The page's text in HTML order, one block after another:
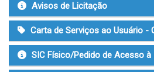
Avisos de Licitação
Carta de Serviços ao Usuário -
SIC Físico/Pedido de Acesso